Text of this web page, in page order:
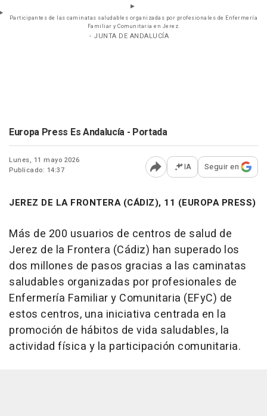
Participantes de las caminatas saludables organizadas por profesionales de Enfermería
Familiar y Comunitaria en Jerez.
- JUNTA DE ANDALUCÍA
Europa Press Es Andalucía - Portada
Lunes, 11 mayo 2026
Publicado: 14:37
Abrir opciones para
IA Seguir en
JEREZ DE LA FRONTERA (CÁDIZ), 11 (EUROPA PRESS)
Más de 200 usuarios de centros de salud de
Jerez de la Frontera (Cádiz) han superado los
dos millones de pasos gracias a las caminatas
saludables organizadas por profesionales de
Enfermería Familiar y Comunitaria (EFyC) de
estos centros, una iniciativa centrada en la
promoción de hábitos de vida saludables, la
actividad física y la participación comunitaria.